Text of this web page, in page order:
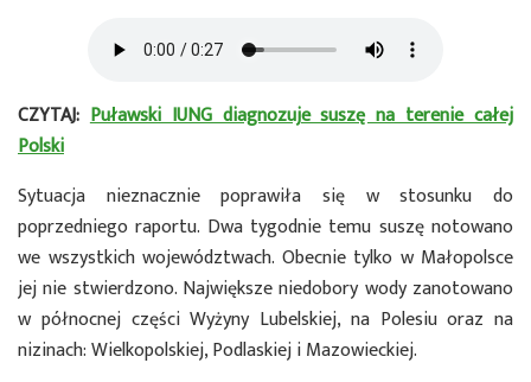
CZYTAJ:Puławski IUNG diagnozuje suszę na terenie całej
Polski
Sytuacja nieznacznie poprawiła się w stosunku do
poprzedniego raportu. Dwa tygodnie temu suszę notowano
we wszystkich województwach. Obecnie tylko w Małopolsce
jej nie stwierdzono. Największe niedobory wody zanotowano
w północnej części Wyżyny Lubelskiej, na Polesiu oraz na
nizinach: Wielkopolskiej, Podlaskiej i Mazowieckiej.